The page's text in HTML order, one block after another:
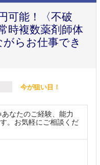
可能！〈不破
時複数薬剤師体
らお仕事でき
今が狙い目！
なたのご経験、能力
。お気軽にご相談くだ